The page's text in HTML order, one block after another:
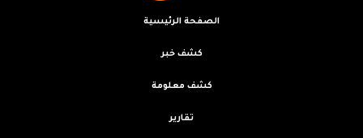
الصفحة الرئيسية
كشف خبر
كشف معلومة
تقارير